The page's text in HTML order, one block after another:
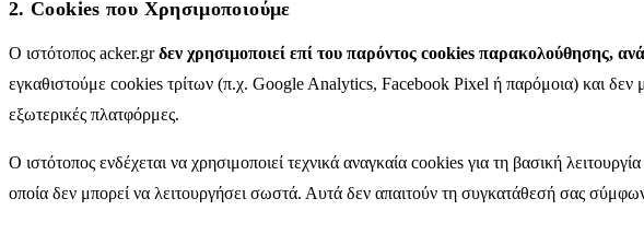
2. Cookies που Χρησιμοποιούμε
Ο ιστότοπος acker.grδεν χρησιμοποιεί επί του παρόντος cookies παρακολούθησης,
εγκαθιστούμε cookies τρίτων (π.χ. Google Analytics, Facebook Pixel ή παρόμοια) και δεν
εξωτερικές πλατφόρμες.
Ο ιστότοπος ενδέχεται να χρησιμοποιεί τεχνικά αναγκαία cookies για τη βασική
οποία δεν μπορεί να λειτουργήσει σωστά. Αυτά δεν απαιτούν τη συγκατάθεσή σας